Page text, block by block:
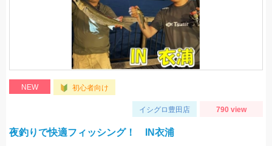
NEW 初心者向け
イシグロ豊田店 790 view
夜釣りで快適フィッシング！ IN衣浦